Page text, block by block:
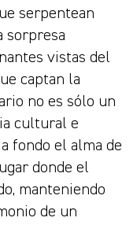
serpentean
sorpresa
vistas del
captan la
no es sólo un
cultural e
fondo el alma de
donde el
manteniendo
de un